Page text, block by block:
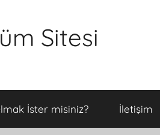
Sitesi
İster misiniz? İletişim